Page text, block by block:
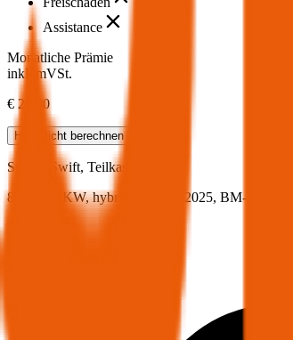
Assistance
Monatliche Prämie
inkl. mVSt.
€ 27,00
Haftpflicht berechnen
Suzuki
Swift, Teilkasko
83 PS/61 KW, hybrid, Baujahr 2025, BM-Stufe